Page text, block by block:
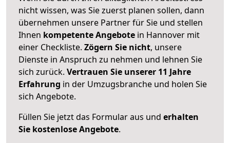
nicht wissen, was Sie zuerst planen sollen, dann
übernehmen unsere Partner für Sie und stellen
Ihnen kompetente Angebote in Hannover mit
einer Checkliste. Zögern Sie nicht, unsere
Dienste in Anspruch zu nehmen und lehnen Sie
sich zurück. Vertrauen Sie unserer 11 Jahre
Erfahrung in der Umzugsbranche und holen Sie
sich Angebote.
Füllen Sie jetzt das Formular aus und erhalten
Sie kostenlose Angebote.